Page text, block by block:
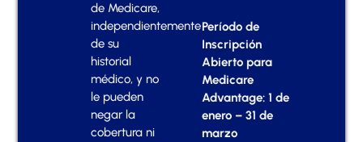
de Medicare,
independientemente
de su
historial
médico, y no
le pueden
negar la
cobertura ni
Período de
Inscripción
Abierto para
Medicare
Advantage: 1 de
enero – 31 de
marzo